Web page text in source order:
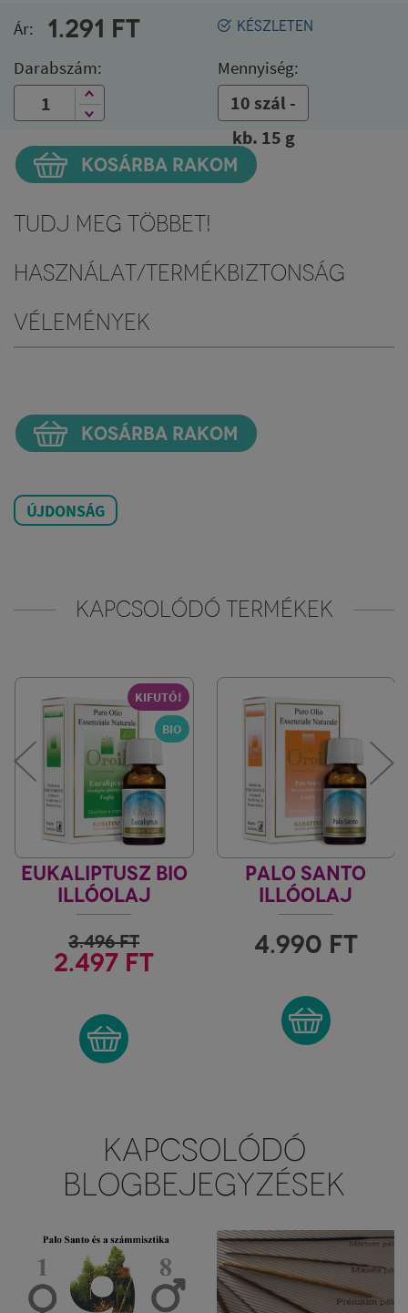
KÉSZLETEN
Ár: 1.291 FT
Darabszám: Mennyiség:
10 szál -
kb. 15 g
KOSÁRBA RAKOM
Tudj meg többet!
Használat/Termékbiztonság
Vélemények
KOSÁRBA RAKOM
ÚJDONSÁG
KAPCSOLÓDÓ TERMÉKEK
KIFUTÓ!
BIO
EUKALIPTUSZ BIO
ILLÓOLAJ
FIORE D'ORIENTE
3.496FT
2.497 FT
PALO SANTO
ILLÓOLAJ
FIORE D'ORIENTE
4.990 FT
KAPCSOLÓDÓ
BLOGBEJEGYZÉSEK